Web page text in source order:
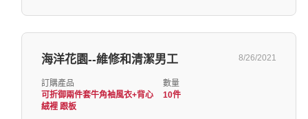
海洋花園--維修和清潔男工 8/26/2021
訂購產品
可折御兩件套牛角袖風衣+背心
絨裡 跟板
數量
10件